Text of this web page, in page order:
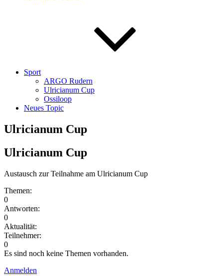
Sport
ARGO Rudern
Ulricianum Cup
Ossiloop
Neues Topic
Ulricianum Cup
Ulricianum Cup
Austausch zur Teilnahme am Ulricianum Cup
Themen:
0
Antworten:
0
Aktualität:
Teilnehmer:
0
Es sind noch keine Themen vorhanden.
Anmelden